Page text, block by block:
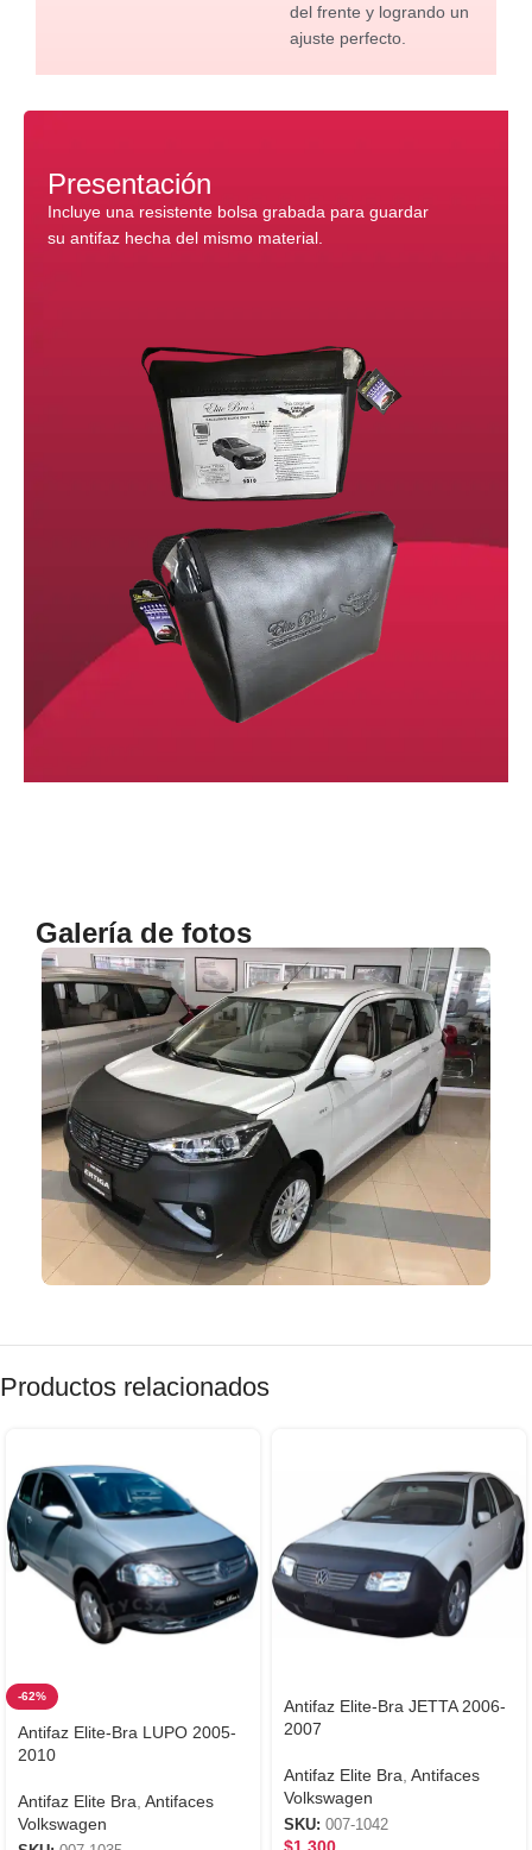
del frente y logrando un
ajuste perfecto.
Presentación
Incluye una resistente bolsa grabada para guardar
su antifaz hecha del mismo material.
Galería de fotos
Productos relacionados
-62%
Antifaz Elite-Bra LUPO 2005-
2010
Antifaz Elite Bra Antifaces
Volkswagen
Antifaz Elite-Bra JETTA 2006-
2007
Antifaz Elite Bra Antifaces
Volkswagen
SKU: 007-1042